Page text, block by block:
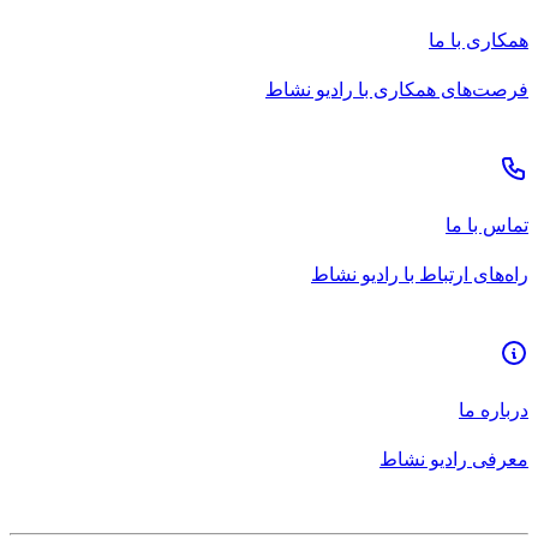
همکاری با ما
فرصت‌های همکاری با رادیو نشاط
تماس با ما
راه‌های ارتباط با رادیو نشاط
درباره ما
معرفی رادیو نشاط